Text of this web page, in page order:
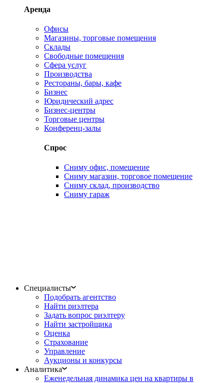
Аренда
Офисы
Магазины, торговые помещения
Склады
Свободные помещения
Сфера услуг
Производства
Рестораны, бары, кафе
Бизнес
Юридический адрес
Бизнес-центры
Торговые центры
Конференц-залы
Спрос
Сниму офис, помещение
Сниму магазин, торговое помещение
Сниму склад, производство
Сниму гараж
Специалисты
Подобрать агентство
Найти риэлтера
Задать вопрос риэлтеру
Найти застройщика
Оценка
Страхование
Управление
Аукционы и конкурсы
Аналитика
Еженедельная динамика цен на квартиры в